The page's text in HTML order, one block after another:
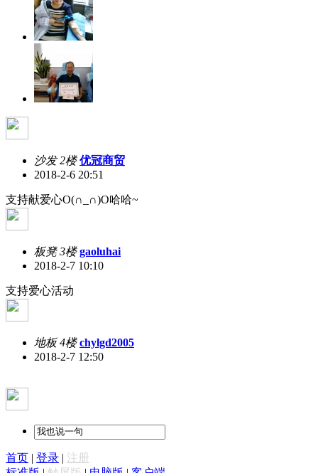
沙发 2楼 优冠商贸
2018-2-6 20:51
支持献爱心O(∩_∩)O哈哈~
板凳 3楼 gaoluhai
2018-2-7 10:10
支持爱心活动
地板 4楼 chylgd2005
2018-2-7 12:50
首页 | 登录 | 注册